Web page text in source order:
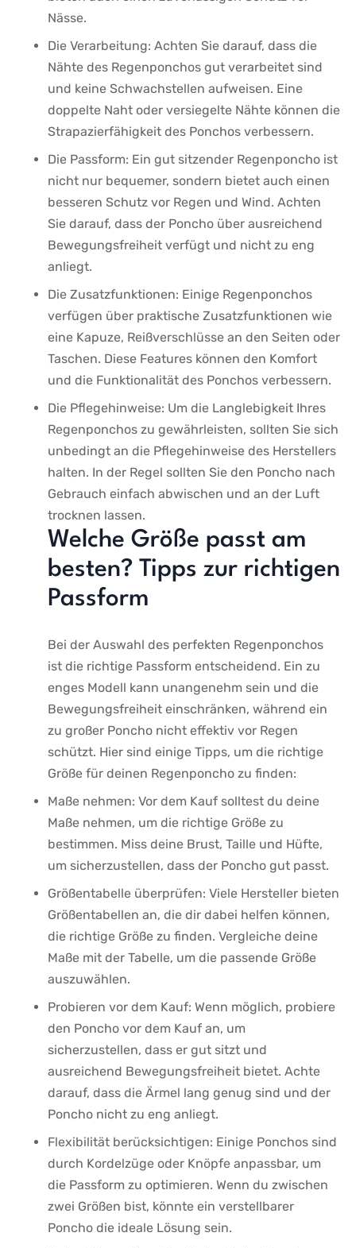
Nässe.
Die⁤ Verarbeitung: Achten Sie darauf, dass die
Nähte des Regenponchos gut verarbeitet sind
und keine Schwachstellen ⁢aufweisen. Eine
doppelte Naht oder versiegelte Nähte können die
Strapazierfähigkeit des Ponchos‌ verbessern.
Die Passform: Ein gut sitzender Regenponcho ist⁣
nicht nur bequemer, sondern bietet auch einen
besseren Schutz vor Regen und Wind.​ Achten
Sie darauf, dass der Poncho⁣ über ausreichend
Bewegungsfreiheit verfügt⁢ und nicht zu eng
⁣anliegt.
Die Zusatzfunktionen: Einige Regenponchos
verfügen ⁤über ⁤praktische Zusatzfunktionen wie
eine⁢ Kapuze, Reißverschlüsse an den Seiten oder
Taschen. Diese Features können den Komfort
und die Funktionalität des Ponchos verbessern.
Die Pflegehinweise: Um die Langlebigkeit Ihres
Regenponchos zu gewährleisten, sollten Sie sich
unbedingt an die⁤ Pflegehinweise des Herstellers
halten. In der Regel sollten Sie den Poncho nach
Gebrauch einfach abwischen und an der Luft
trocknen lassen.
Welche Größe passt am
besten? Tipps zur richtigen
‍Passform
Bei der Auswahl des perfekten ⁤Regenponchos
ist‍ die richtige Passform entscheidend. Ein zu
enges⁤ Modell kann unangenehm​ sein⁣ und die
Bewegungsfreiheit einschränken, ⁣während ein
zu großer Poncho nicht effektiv vor Regen ​
schützt. Hier‍ sind einige Tipps, um die richtige
Größe für​ deinen​ Regenponcho ⁢zu finden:
Maße nehmen: Vor ⁢dem Kauf solltest‍ du deine
Maße nehmen, um‌ die ⁢richtige Größe zu
bestimmen. Miss deine Brust, Taille und Hüfte,
um ⁢sicherzustellen,⁤ dass der Poncho gut passt.
Größentabelle‍ überprüfen: Viele Hersteller bieten
Größentabellen an, die dir dabei helfen können,
die richtige Größe zu finden. Vergleiche deine
Maße mit der ‌Tabelle, um ⁣die passende Größe
auszuwählen.
Probieren vor‌ dem Kauf: Wenn möglich, probiere
den Poncho vor dem Kauf an, um
sicherzustellen, dass er gut sitzt und⁣
ausreichend Bewegungsfreiheit bietet. Achte
darauf, dass die Ärmel lang genug sind und der
⁤Poncho nicht zu eng anliegt.
Flexibilität berücksichtigen: Einige Ponchos sind
⁤durch Kordelzüge oder Knöpfe ‌anpassbar, um‍
die ‌Passform zu ‍optimieren. Wenn du zwischen
zwei Größen bist, könnte ein verstellbarer
Poncho die ideale Lösung sein.